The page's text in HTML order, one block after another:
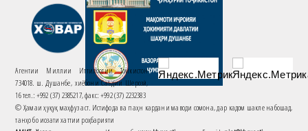
Агентии Миллии Иттилоотии Тоҷикистон
734018. ш. Душанбе, хиёбони Саъдии Шерозӣ,
16 тел.: +992 (37) 2385217, факс: +992 (37) 2232383
© Ҳамаи ҳуқуқ маҳфуз аст. Истифода ва паҳн кардани маводи сомона, дар кадом шакле набошад,
танҳо бо иҷозати хаттии роҳбарияти